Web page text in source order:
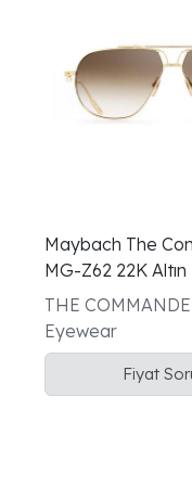
Maybach The
MG-Z62 22K
Erkek Güneş
THE COMMANDER -
Eyewear
Fiyat